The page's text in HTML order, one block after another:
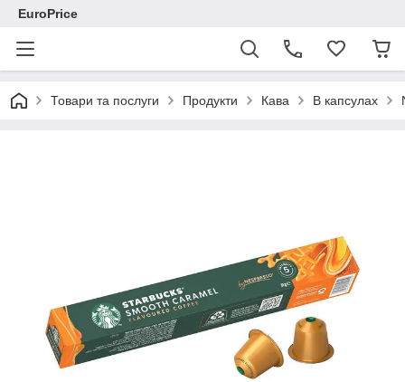
EuroPrice
Товари та послуги Продукти Кава В капсулах